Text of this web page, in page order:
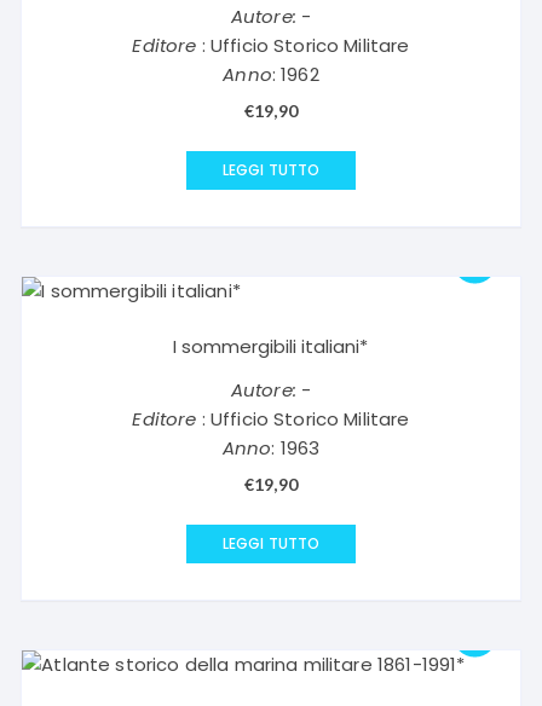
Autore: -
Editore : Ufficio Storico Militare
Anno: 1962
€19,90
LEGGI TUTTO
I sommergibili italiani*
Autore: -
Editore : Ufficio Storico Militare
Anno: 1963
€19,90
LEGGI TUTTO